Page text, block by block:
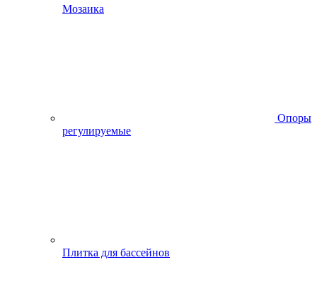
Мозаика
Опоры
регулируемые
Плитка для бассейнов